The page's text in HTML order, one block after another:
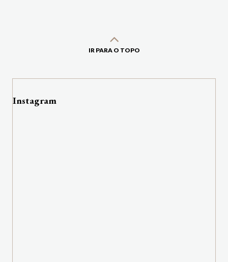
IR PARA O TOPO
Instagram